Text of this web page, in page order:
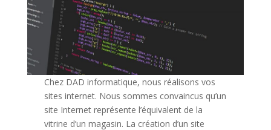
Chez DAD informatique, nous réalisons vos
sites internet. Nous sommes convaincus qu’un
site Internet représente l’équivalent de la
vitrine d’un magasin. La création d’un site